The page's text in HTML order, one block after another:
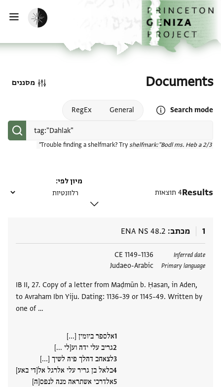
דילוג לתוכן
דף הבית
הפעלת מצב כהה
Documents
Search mode
Open search mode help
General
RegEx
Trouble finding a shelfmark? Try shelfmark:"Bodl ms. Heb a 2/3"
מסננים
Results4 תוצאות
מיון לפי
1 מכתב ENA NS 48.2
Inferred date
1136–1149 CE
Primary language
Judaeo-Arabic
IB II, 27. Copy of a letter from Maḍmūn b. Ḥasan, in Aden,
to Avraham Ibn Yiju. Dating: 1136–39 or 1145–49. Written by
one of …
אלספר ביומין [...]
גריב עלי ידה וע[לי ...]
לצאחב דהלך פיה לשיך [...]
בלאל בן גריר עלי אלרגל אל[די באע]
אלדרכי אשתראה מנה לנפס[ה]
תגים